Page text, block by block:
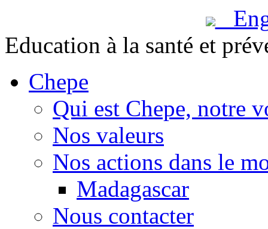
Education à la santé et
Chepe
Qui est Chepe, notre
Nos valeurs
Nos actions dans le
Madagascar
Nous contacter